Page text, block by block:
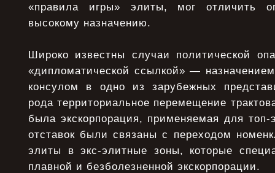
«правила игры» элиты, мог отличить
высокому назначению.
Широко известны случаи политической
«дипломатической ссылкой» —
консулом в одно из зарубежных
рода территориальное перемещение
была экскорпорация, применяемая для
отставок были связаны с переходом
элиты в экс-элитные зоны, которые
плавной и безболезненной экскорпорации.